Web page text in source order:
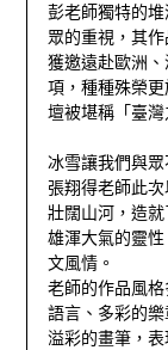
彭老師獨特的
眾的重視，其作
獲邀遠赴歐洲
項，種種殊榮更
壇被堪稱「臺灣
冰雪讓我們與
張翔得老師此
壯闊山河，造就
雄渾大氣的靈
文風情。
老師的作品風
語言、多彩的樂
溢彩的畫筆，